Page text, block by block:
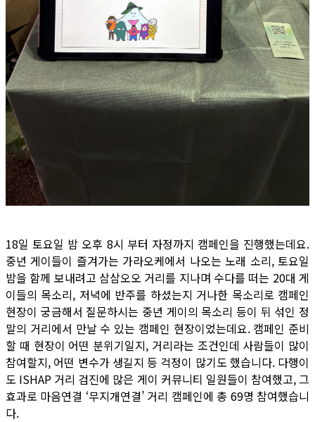
18일 토요일 밤 오후 8시 부터 자정까지 캠페인을 진행했는데요.
중년 게이들이 즐겨가는 가라오케에서 나오는 노래 소리, 토요일
밤을 함께 보내려고 삼삼오오 거리를 지나며 수다를 떠는 20대 게
이들의 목소리, 저녁에 반주를 하셨는지 거나한 목소리로 캠페인
현장이 궁금해서 질문하시는 중년 게이의 목소리 등이 뒤 섞인 정
말의 거리에서 만날 수 있는 캠페인 현장이었는데요. 캠페인 준비
할 때 현장이 어떤 분위기일지, 거리라는 조건인데 사람들이 많이
참여할지, 어떤 변수가 생길지 등 걱정이 많기도 했습니다. 다행이
도 ISHAP 거리 검진에 많은 게이 커뮤니티 일원들이 참여했고, 그
효과로 마음연결 ‘무지개연결’ 거리 캠페인에 총 69명 참여했습니
다.